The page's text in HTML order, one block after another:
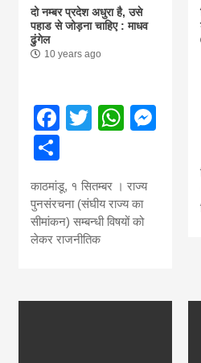
दो नम्बर प्रदेश अधुरा है, उसे
पहाड से जोड़ना चाहिए : माधव
ढुंगेल
10 years ago
Facebook
Twitter
काठमांडू, १ सितम्बर । राज्य
पुनसंरचना (संघीय राज्य का
सीमांकन) सम्बन्धी विषयों को
लेकर राजनीतिक